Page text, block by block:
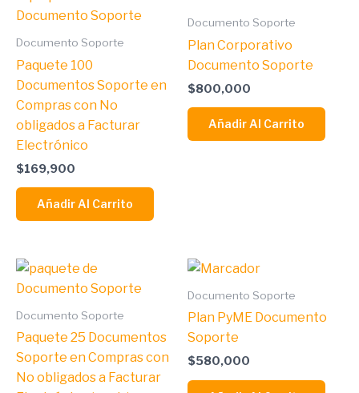
Documento Soporte
Paquete 100
Documentos Soporte en
Compras con No
obligados a Facturar
Electrónico
$169,900
Añadir Al Carrito
Documento Soporte
Plan Corporativo
Documento Soporte
$800,000
Añadir Al Carrito
Documento Soporte
Paquete 25 Documentos
Soporte en Compras con
No obligados a Facturar
Documento Soporte
Plan PyME Documento
Soporte
$580,000